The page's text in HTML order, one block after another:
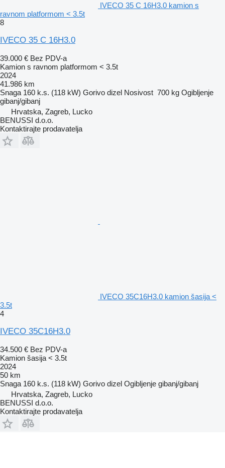
IVECO 35 C 16H3.0 kamion s
ravnom platformom < 3.5t
8
IVECO 35 C 16H3.0
39.000 € Bez PDV-a
Kamion s ravnom platformom < 3.5t
2024
41.986 km
Snaga 160 k.s. (118 kW) Gorivo dizel Nosivost 700 kg Ogibljenje
gibanj/gibanj
Hrvatska, Zagreb, Lucko
BENUSSI d.o.o.
Kontaktirajte prodavatelja
IVECO 35C16H3.0 kamion šasija <
3.5t
4
IVECO 35C16H3.0
34.500 € Bez PDV-a
Kamion šasija < 3.5t
2024
50 km
Snaga 160 k.s. (118 kW) Gorivo dizel Ogibljenje gibanj/gibanj
Hrvatska, Zagreb, Lucko
BENUSSI d.o.o.
Kontaktirajte prodavatelja